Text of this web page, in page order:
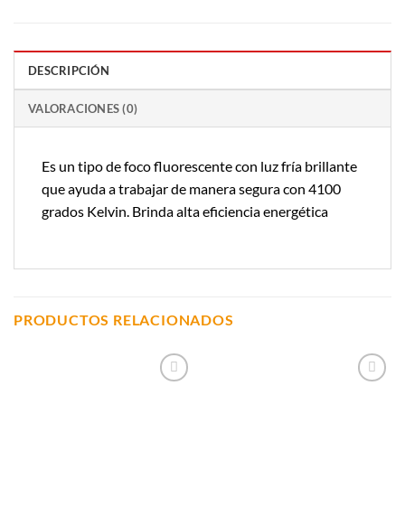
DESCRIPCIÓN
VALORACIONES (0)
Es un tipo de foco fluorescente con luz fría brillante
que ayuda a trabajar de manera segura con 4100
grados Kelvin. Brinda alta eficiencia energética
PRODUCTOS RELACIONADOS